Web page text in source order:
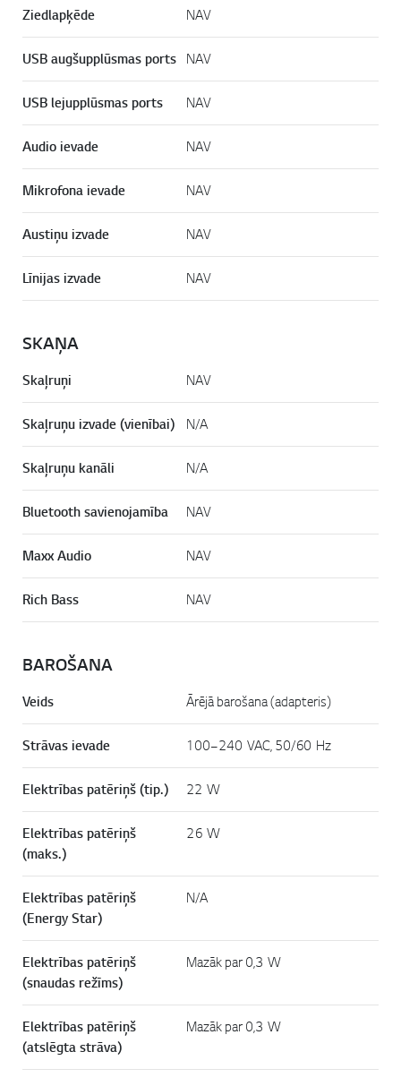
Ziedlapķēde NAV
USB augšupplūsmas ports NAV
USB lejupplūsmas ports NAV
Audio ievade NAV
Mikrofona ievade NAV
Austiņu izvade NAV
Līnijas izvade NAV
SKAŅA
Skaļruņi NAV
Skaļruņu izvade (vienībai) N/A
Skaļruņu kanāli N/A
Bluetooth savienojamība NAV
Maxx Audio NAV
Rich Bass NAV
BAROŠANA
Veids Ārējā barošana (adapteris)
Strāvas ievade 100–240 VAC, 50/60 Hz
Elektrības patēriņš (tip.) 22 W
Elektrības patēriņš
(maks.)
26 W
Elektrības patēriņš
(Energy Star)
N/A
Elektrības patēriņš
(snaudas režīms)
Mazāk par 0,3 W
Elektrības patēriņš
(atslēgta strāva)
Mazāk par 0,3 W